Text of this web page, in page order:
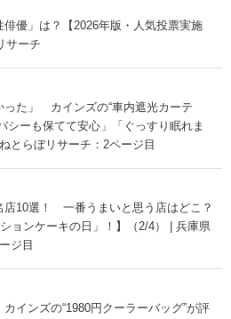
優」は？【2026年版・人気投票実施
サーチ
った」 カインズの“車内遮光カーテ
ーも保てて安心」「ぐっすり眠れま
とらぼリサーチ：2ページ目
店10選！ 一番うまいと思う店はどこ？
ョンケーキの日」！】（2/4） | 兵庫県
ジ目
インズの“1980円クーラーバッグ”が評